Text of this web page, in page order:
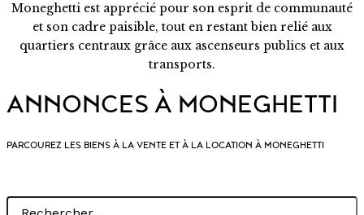
Moneghetti est apprécié pour son esprit de communauté
et son cadre paisible, tout en restant bien relié aux
quartiers centraux grâce aux ascenseurs publics et aux
transports.
ANNONCES À MONEGHETTI
PARCOUREZ LES BIENS À LA VENTE ET À LA LOCATION À MONEGHETTI